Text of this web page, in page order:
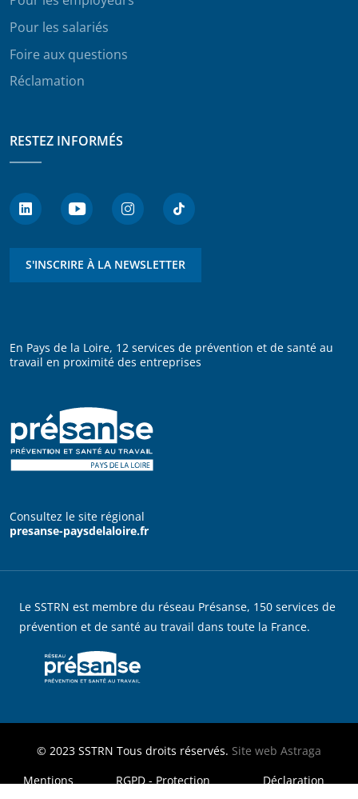
Pour les salariés
Foire aux questions
Réclamation
RESTEZ INFORMÉS
S'INSCRIRE À LA NEWSLETTER
En Pays de la Loire, 12 services de prévention et de santé au
travail en proximité des entreprises
Consultez le site régional
presanse-paysdelaloire.fr
Le SSTRN est membre du réseau Présanse, 150 services de
prévention et de santé au travail dans toute la France.
© 2023 SSTRN Tous droits réservés. Site web Astraga
MENU FOOTER LEGAL
Mentions
RGPD - Protection
Déclaration